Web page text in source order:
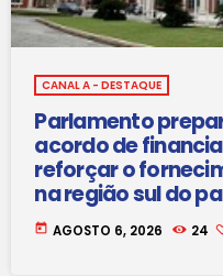
CANAL A - DESTAQUE
Parlamento
acordo de
reforçar o
na região sul do
today AGOSTO 6, 2026 24